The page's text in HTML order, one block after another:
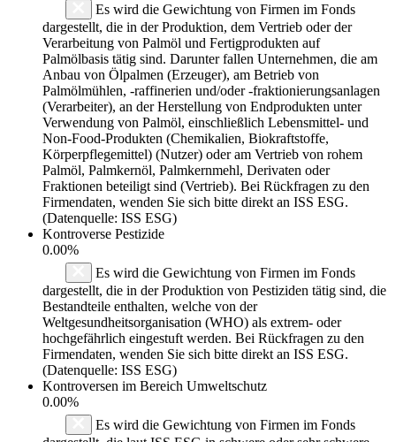
Es wird die Gewichtung von Firmen im Fonds
dargestellt, die in der Produktion, dem Vertrieb oder der
Verarbeitung von Palmöl und Fertigprodukten auf
Palmölbasis tätig sind. Darunter fallen Unternehmen, die am
Anbau von Ölpalmen (Erzeuger), am Betrieb von
Palmölmühlen, -raffinerien und/oder -fraktionierungsanlagen
(Verarbeiter), an der Herstellung von Endprodukten unter
Verwendung von Palmöl, einschließlich Lebensmittel- und
Non-Food-Produkten (Chemikalien, Biokraftstoffe,
Körperpflegemittel) (Nutzer) oder am Vertrieb von rohem
Palmöl, Palmkernöl, Palmkernmehl, Derivaten oder
Fraktionen beteiligt sind (Vertrieb). Bei Rückfragen zu den
Firmendaten, wenden Sie sich bitte direkt an ISS ESG.
(Datenquelle: ISS ESG)
Kontroverse Pestizide
0.00%
Es wird die Gewichtung von Firmen im Fonds
dargestellt, die in der Produktion von Pestiziden tätig sind, die
Bestandteile enthalten, welche von der
Weltgesundheitsorganisation (WHO) als extrem- oder
hochgefährlich eingestuft werden. Bei Rückfragen zu den
Firmendaten, wenden Sie sich bitte direkt an ISS ESG.
(Datenquelle: ISS ESG)
Kontroversen im Bereich Umweltschutz
0.00%
Es wird die Gewichtung von Firmen im Fonds